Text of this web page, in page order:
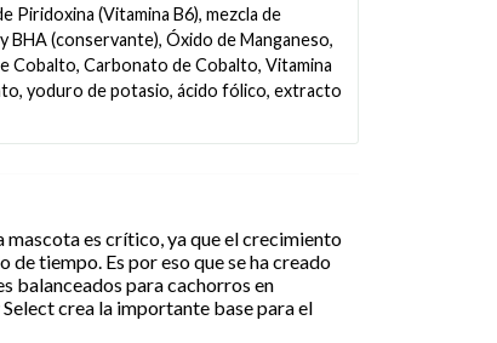
Piridoxina (Vitamina B6), mezcla de
BHA (conservante), Óxido de Manganeso,
Cobalto, Carbonato de Cobalto, Vitamina
yoduro de potasio, ácido fólico, extracto
mascota es crítico, ya que el crecimiento
de tiempo. Es por eso que se ha creado
balanceados para cachorros en
crea la importante base para el